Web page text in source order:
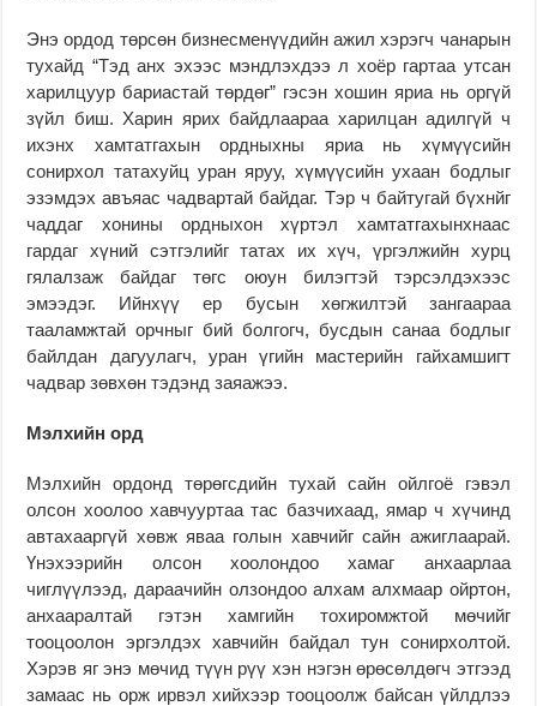
Энэ ордод төрсөн бизнесменүүдийн ажил хэрэгч чанарын
тухайд “Тэд анх эхээс мэндлэхдээ л хоёр гартаа утсан
харилцуур бариастай төрдөг” гэсэн хошин яриа нь оргүй
зүйл биш. Харин ярих байдлаараа харилцан адилгүй ч
ихэнх хамтатгахын ордныхны яриа нь хүмүүсийн
сонирхол татахуйц уран яруу, хүмүүсийн ухаан бодлыг
эзэмдэх авъяас чадвартай байдаг. Тэр ч байтугай бүхнйг
чаддаг хонины ордныхон хүртэл хамтатгахынхнаас
гардаг хүний сэтгэлийг татах их хүч, үргэлжийн хурц
гялалзаж байдаг төгс оюун билэгтэй тэрсэлдэхээс
эмээдэг. Ийнхүү ер бусын хөгжилтэй зангаараа
тааламжтай орчныг бий болгогч, бусдын санаа бодлыг
байлдан дагуулагч, уран үгийн мастерийн гайхамшигт
чадвар зөвхөн тэдэнд заяажээ.
Мэлхийн орд
Мэлхийн ордонд төрөгсдийн тухай сайн ойлгоё гэвэл
олсон хоолоо хавчууртаа тас базчихаад, ямар ч хүчинд
автахааргүй хөвж яваа голын хавчийг сайн ажиглаарай.
Үнэхээрийн олсон хоолондоо хамаг анхаарлаа
чиглүүлээд, дараачийн олзондоо алхам алхмаар ойртон,
анхааралтай гэтэн хамгийн тохиромжтой мөчийг
тооцоолон эргэлдэх хавчийн байдал тун сонирхолтой.
Хэрэв яг энэ мөчид түүн рүү хэн нэгэн өрөсөлдөгч этгээд
замаас нь орж ирвэл хийхээр тооцоолж байсан үйлдлээ